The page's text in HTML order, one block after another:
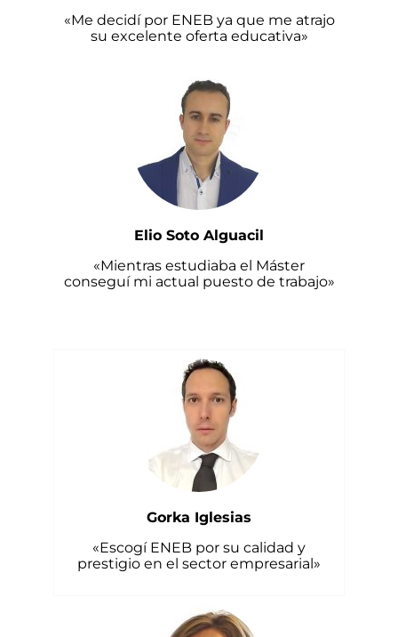
«Me decidí por ENEB ya que me atrajo
su excelente oferta educativa»
Elio Soto Alguacil
«Mientras estudiaba el Máster
conseguí mi actual puesto de trabajo»
Gorka Iglesias
«Escogí ENEB por su calidad y
prestigio en el sector empresarial»